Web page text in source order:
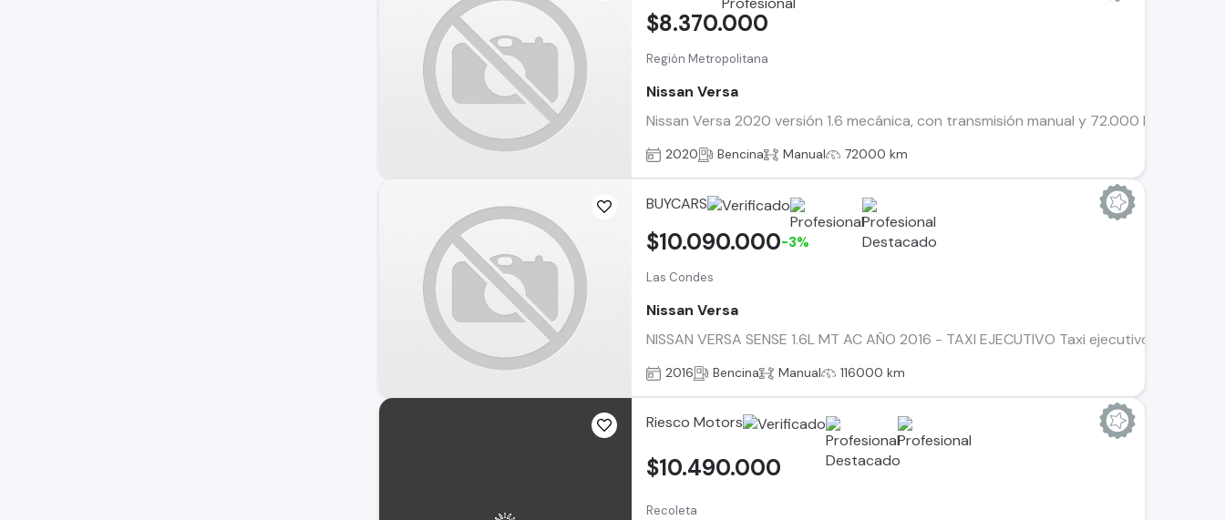
Región Metropolitana
Nissan Versa
Nissan Versa 2020 versión 1.6 mecánica, con transmisión manual y 72.000 km
$8.370.000
2020 Bencina Manual 72000 km
BUYCARS
Las Condes
Nissan Versa
NISSAN VERSA SENSE 1.6L MT AC AÑO 2016 - TAXI EJECUTIVO Taxi ejecutivo
$10.090.000-3%
2016 Bencina Manual 116000 km
Riesco Motors
Recoleta
$10.490.000